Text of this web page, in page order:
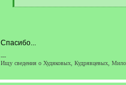
[
Спасибо...
---
Ищу сведения о Худяковых, Кудрявцевых,